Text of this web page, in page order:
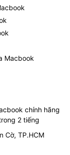
Macbook
chính hãng
2 tiếng
Cờ, TP.HCM